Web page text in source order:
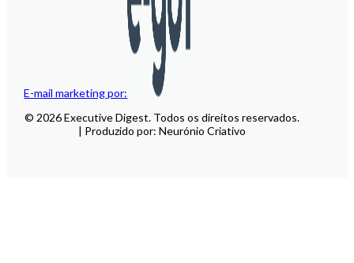
E-mail marketing por:
© 2026 Executive Digest. Todos os direitos reservados.
| Produzido por: Neurónio Criativo